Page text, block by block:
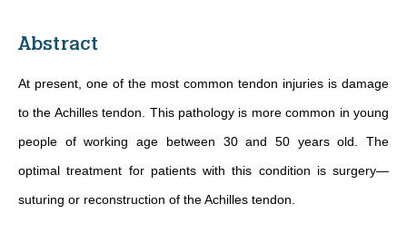
Abstract
At present, one of the most common tendon injuries is damage
to the Achilles tendon. This pathology is more common in young
people of working age between 30 and 50 years old. The
optimal treatment for patients with this condition is surgery—
suturing or reconstruction of the Achilles tendon.